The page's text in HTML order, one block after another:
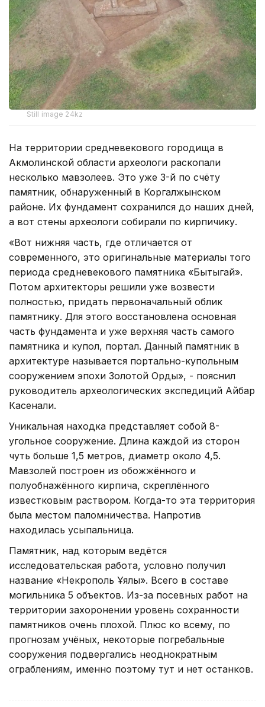
Still image 24kz
На территории средневекового городища в
Акмолинской области археологи раскопали
несколько мавзолеев. Это уже 3-й по счёту
памятник, обнаруженный в Коргалжынском
районе. Их фундамент сохранился до наших дней,
а вот стены археологи собирали по кирпичику.
«Вот нижняя часть, где отличается от
современного, это оригинальные материалы того
периода средневекового памятника «Бытыгай».
Потом архитекторы решили уже возвести
полностью, придать первоначальный облик
памятнику. Для этого восстановлена основная
часть фундамента и уже верхняя часть самого
памятника и купол, портал. Данный памятник в
архитектуре называется портально-купольным
сооружением эпохи Золотой Орды», - пояснил
руководитель археологических экспедиций Айбар
Касенали.
Уникальная находка представляет собой 8-
угольное сооружение. Длина каждой из сторон
чуть больше 1,5 метров, диаметр около 4,5.
Мавзолей построен из обожжённого и
полуобнажённого кирпича, скреплённого
известковым раствором. Когда-то эта территория
была местом паломничества. Напротив
находилась усыпальница.
Памятник, над которым ведётся
исследовательская работа, условно получил
название «Некрополь Ұялы». Всего в составе
могильника 5 объектов. Из-за посевных работ на
территории захоронении уровень сохранности
памятников очень плохой. Плюс ко всему, по
прогнозам учёных, некоторые погребальные
сооружения подвергались неоднократным
ограблениям, именно поэтому тут и нет останков.